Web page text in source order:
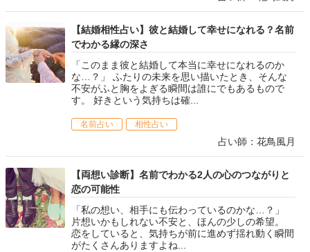
【結婚相性占い】彼と結婚して幸せになれる？名前
でわかる縁の深さ
「このまま彼と結婚して本当に幸せになれるのか
な…？」 ふたりの未来を思い描いたとき、そんな
不安がふと胸をよぎる瞬間は誰にでもあるもので
す。 好きという気持ちは確...
名前占い 相性占い
占い師：花鳥風月
【両想い診断】名前でわかる2人の心のつながりと
恋の可能性
「私の想い、相手にも伝わっているのかな…？」
片想いかもしれない不安と、ほんの少しの希望。
恋をしていると、気持ちが前に進めず揺れ動く瞬間
がたくさんありますよね...